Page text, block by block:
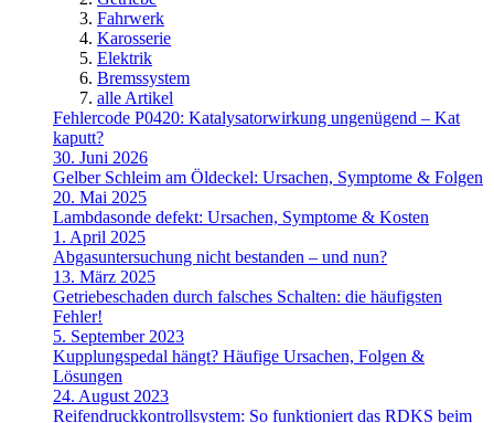
Fahrwerk
Karosserie
Elektrik
Bremssystem
alle Artikel
Fehlercode P0420: Katalysatorwirkung ungenügend – Kat
kaputt?
30. Juni 2026
Gelber Schleim am Öldeckel: Ursachen, Symptome & Folgen
20. Mai 2025
Lambdasonde defekt: Ursachen, Symptome & Kosten
1. April 2025
Abgasuntersuchung nicht bestanden – und nun?
13. März 2025
Getriebeschaden durch falsches Schalten: die häufigsten
Fehler!
5. September 2023
Kupplungspedal hängt? Häufige Ursachen, Folgen &
Lösungen
24. August 2023
Reifendruckkontrollsystem: So funktioniert das RDKS beim